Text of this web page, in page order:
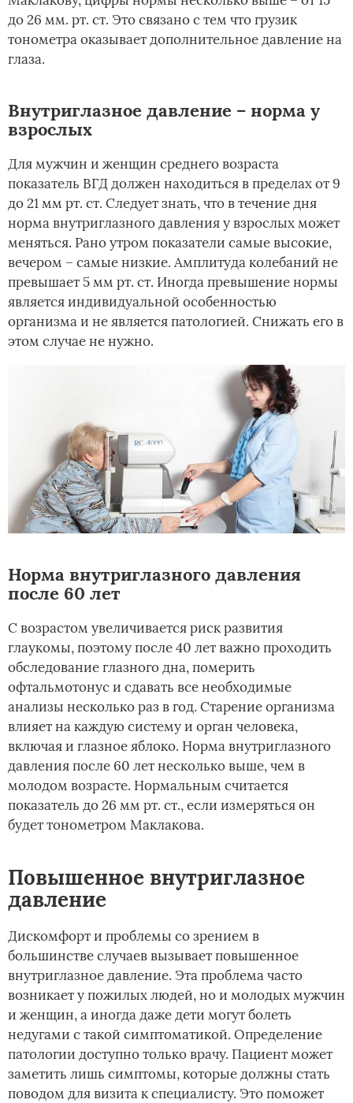
до 26 мм. рт. ст. Это связано с тем что грузик
тонометра оказывает дополнительное давление на
глаза.
Внутриглазное давление – норма у
взрослых
Для мужчин и женщин среднего возраста
показатель ВГД должен находиться в пределах от 9
до 21 мм рт. ст. Следует знать, что в течение дня
норма внутриглазного давления у взрослых может
меняться. Рано утром показатели самые высокие,
вечером – самые низкие. Амплитуда колебаний не
превышает 5 мм рт. ст. Иногда превышение нормы
является индивидуальной особенностью
организма и не является патологией. Снижать его в
этом случае не нужно.
Норма внутриглазного давления
после 60 лет
С возрастом увеличивается риск развития
глаукомы, поэтому после 40 лет важно проходить
обследование глазного дна, померить
офтальмотонус и сдавать все необходимые
анализы несколько раз в год. Старение организма
влияет на каждую систему и орган человека,
включая и глазное яблоко. Норма внутриглазного
давления после 60 лет несколько выше, чем в
молодом возрасте. Нормальным считается
показатель до 26 мм рт. ст., если измеряться он
будет тонометром Маклакова.
Повышенное внутриглазное
давление
Дискомфорт и проблемы со зрением в
большинстве случаев вызывает повышенное
внутриглазное давление. Эта проблема часто
возникает у пожилых людей, но и молодых мужчин
и женщин, а иногда даже дети могут болеть
недугами с такой симптоматикой. Определение
патологии доступно только врачу. Пациент может
заметить лишь симптомы, которые должны стать
поводом для визита к специалисту. Это поможет